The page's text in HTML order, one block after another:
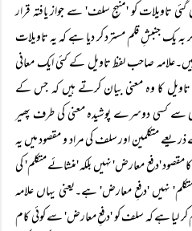
کو 'منہجِ سلف' سے جواز یافتہ قرار
بہ یک جنبشِ قلم مسترد کر دیا ہے کہ یہ تاویلات
صاحب لفظ تاویل کے کئی ایک معانی
کا وہ معنی بیان کرتے ہیں کہ جس کے
سے کسی دوسرے پوشیدہ معنی کی طرف پھیر
متکلمین اور سلف کی مراد و مقصود میں یہ
'دفع معارض' نہیں بلکہ 'منشائے متکلم' کی
نہیں 'دفعِ معارض' ہے۔یعنی یہاں علامہ
لیا ہے کہ سلف کو 'دفعِ معارض' سے کوئی کام